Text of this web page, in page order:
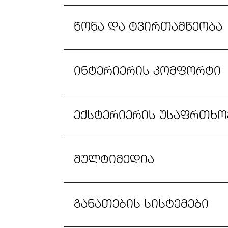
წონა და ტვირთამწეობა
ინტერიერის კომფორტი
ექსტერიერის
მულტიმედია
განათების სისტემები